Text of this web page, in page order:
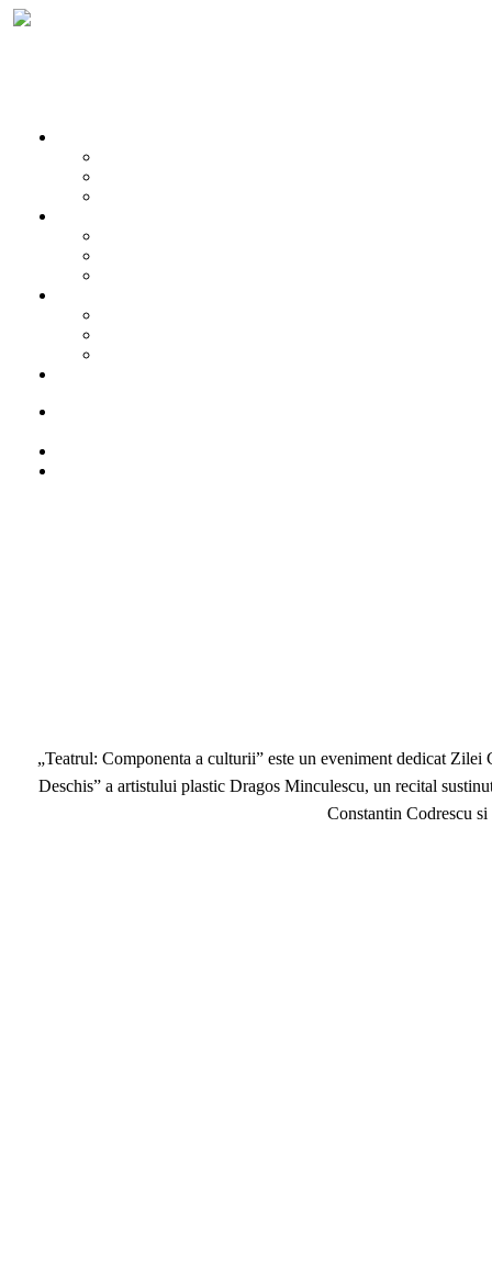
„Teatrul: Componenta a culturii” este un eveniment dedicat
Deschis” a artistului plastic Dragos Minculescu, un recital
Constantin Codrescu